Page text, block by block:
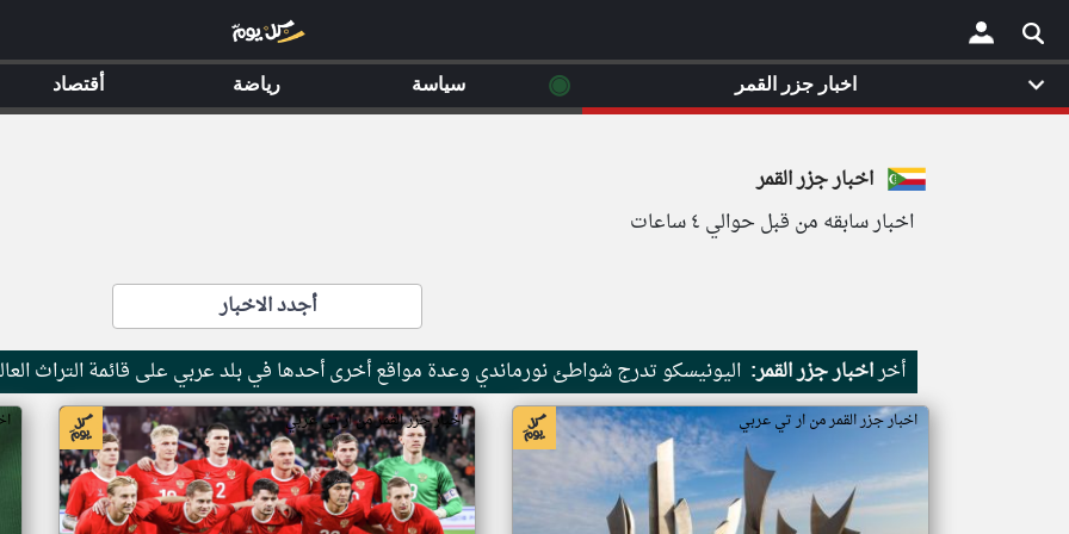
×
اخبار جزر القمر
اخبار سابقه من قبل حوالي ٤ ساعات
أجدد الاخبار
أخراخبار جزر القمر: اليونيسكو تدرج شواطئ نورماندي وعدة مواقع أخرى أحدها في بلد عربي على قائمة التراث
اخبار جزر القمر من ار تي عربي اخبار جزر القمر من ار تي عربي
اخبار جزر القمر ◉ سياسة رياضة أقتصاد